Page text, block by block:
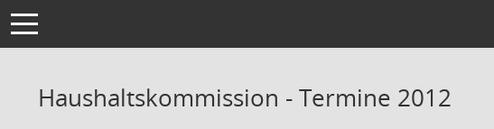
Toggle navigation
Haushaltskommission - Termine 2012